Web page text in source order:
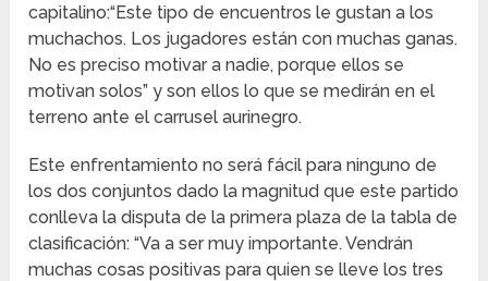
capitalino:“Este tipo de encuentros le gustan a los
muchachos. Los jugadores están con muchas ganas.
No es preciso motivar a nadie, porque ellos se
motivan solos” y son ellos lo que se medirán en el
terreno ante el carrusel aurinegro.
Este enfrentamiento no será fácil para ninguno de
los dos conjuntos dado la magnitud que este partido
conlleva la disputa de la primera plaza de la tabla de
clasificación: “Va a ser muy importante. Vendrán
muchas cosas positivas para quien se lleve los tres